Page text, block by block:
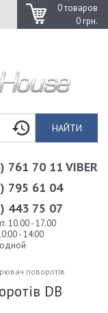
0 товаров
0 грн.
НАЙТИ
761 70 11 VIBER
795 61 04
443 75 07
10.00 - 17.00
- 14:00
поворотів
DB